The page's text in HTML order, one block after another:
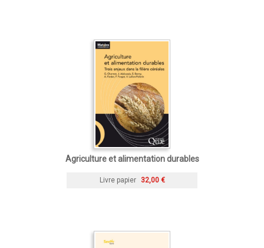
Agriculture et alimentation durables
Livre papier 32,00 €